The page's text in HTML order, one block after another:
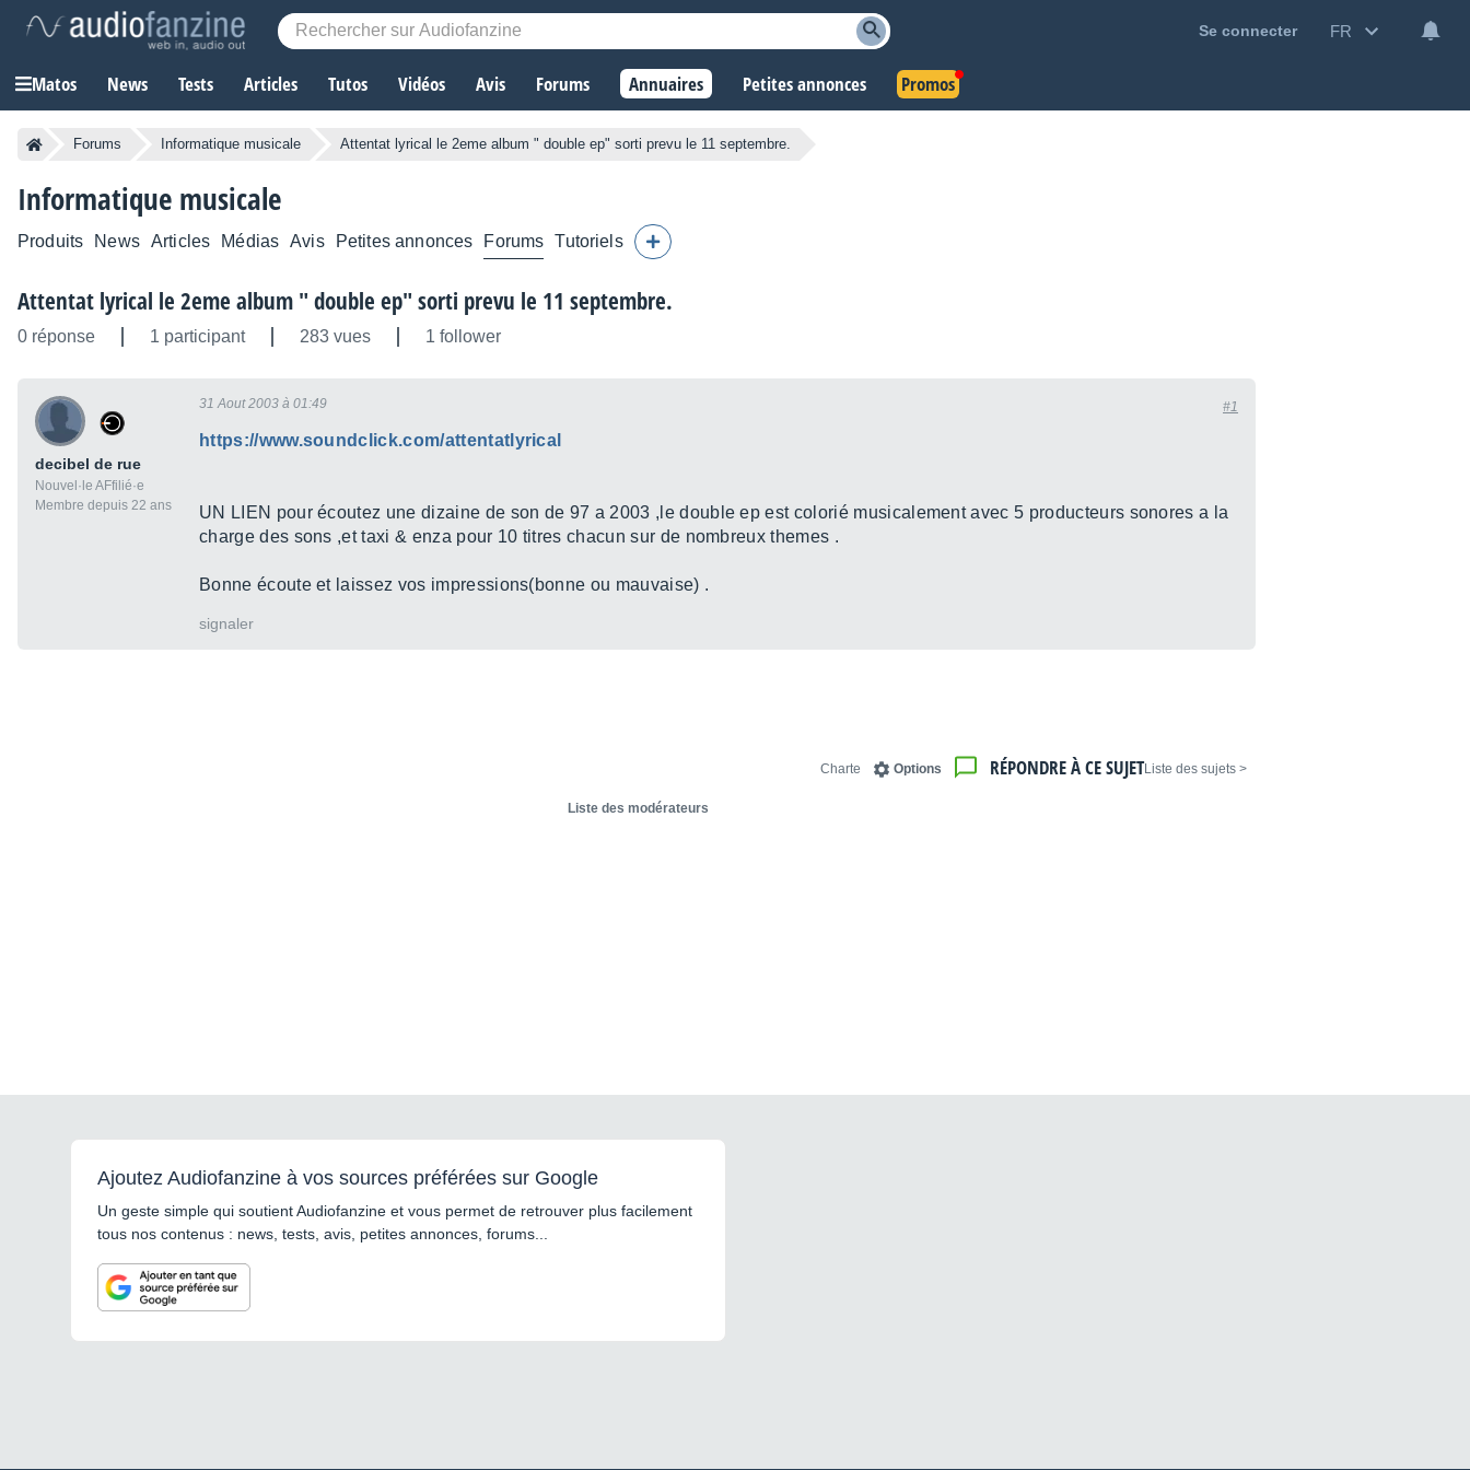
Se connecter FR
Matos News Tests Articles Tutos Vidéos Avis Forums Annuaires Petites annonces Promos
Forums Informatique musicale Attentat lyrical le 2eme album " double ep" sorti prevu le 11 septembre.
Informatique musicale
Produits News Articles Médias Avis Petites annonces Forums Tutoriels
Attentat lyrical le 2eme album " double ep" sorti prevu le 11 septembre.
0 réponse 1 participant 283 vues 1 follower
decibel de rue
Nouvel·le AFfilié·e
Membre depuis 22 ans
31 Aout 2003 à 01:49 #1
https://www.soundclick.com/attentatlyrical
UN LIEN pour écoutez une dizaine de son de 97 a 2003 ,le double ep est colorié musicalement avec 5 producteurs sonores a la
charge des sons ,et taxi & enza pour 10 titres chacun sur de nombreux themes .
Bonne écoute et laissez vos impressions(bonne ou mauvaise) .
signaler
< Liste des sujets
RÉPONDRE À CE SUJET
Options
Charte
Liste des modérateurs
Ajoutez Audiofanzine à vos sources préférées sur Google
Un geste simple qui soutient Audiofanzine et vous permet de retrouver plus facilement
tous nos contenus : news, tests, avis, petites annonces, forums...